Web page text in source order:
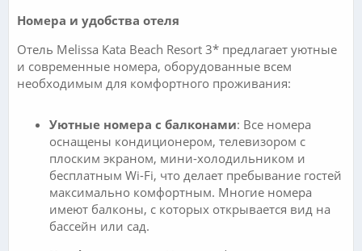
Номера и удобства отеля
Отель Melissa Kata Beach Resort 3* предлагает уютные
и современные номера, оборудованные всем
необходимым для комфортного проживания:
Уютные номера с балконами: Все номера
оснащены кондиционером, телевизором с
плоским экраном, мини-холодильником и
бесплатным Wi-Fi, что делает пребывание гостей
максимально комфортным. Многие номера
имеют балконы, с которых открывается вид на
бассейн или сад.